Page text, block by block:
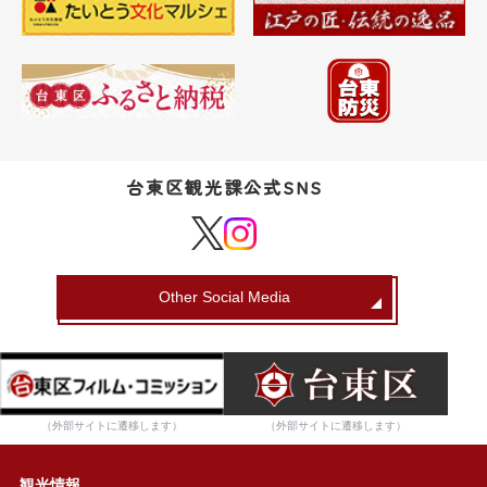
台東区観光課公式SNS
Other Social Media
（外部サイトに遷移します） （外部サイトに遷移します）